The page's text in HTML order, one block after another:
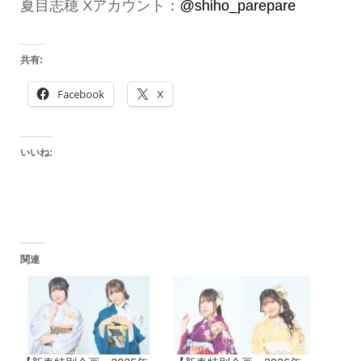
夏目志穂 Xアカウント： @shiho_parepare
共有:
Facebook X
いいね:
関連